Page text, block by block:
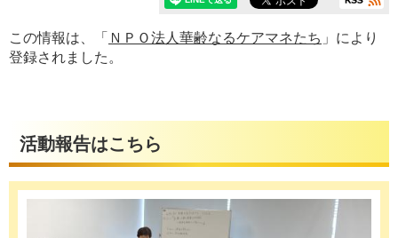
この情報は、「 ＮＰＯ法人華齢なるケアマネたち 」により
登録されました。
活動報告はこちら